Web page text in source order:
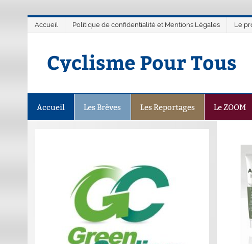
Accueil Politique de confidentialité et Mentions Légales Le
Cyclisme Pour Tous
Accueil Les Brèves Les Reportages Le ZOOM